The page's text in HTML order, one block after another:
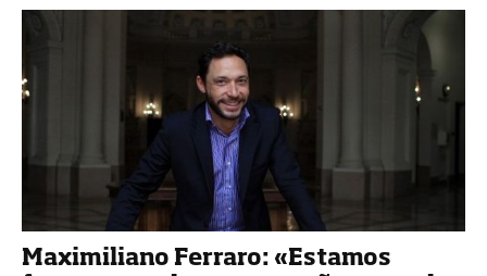
Maximiliano Ferraro: «Estamos